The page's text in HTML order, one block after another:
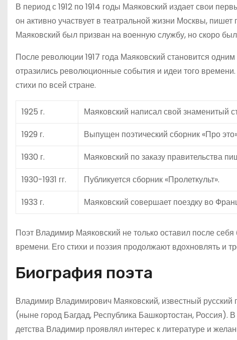
В период с 1912 по 1914 годы Маяковский издает свои
он активно участвует в театральной жизни Москвы,
Маяковский был призван на военную службу, но скоро
После революции 1917 года Маяковский становится
отразились революционные события и идеи того
стихи по всей стране.
1925 г.
Маяковский написал свой знаменитый
1929 г.
Выпущен поэтический сборник «Про
1930 г.
Маяковский по заказу правительства
1930-1931 гг.
Публикуется сборник «Пролеткульт».
1933 г.
Маяковский совершает поездку во
Поэт Владимир Маяковский не только оставил после
времени. Его стихи и поэзия продолжают вдохновлять и
Биография поэта
Владимир Владимирович Маяковский, известный русский
(ныне город Багдад, Республика Башкортостан, Россия).
детства Владимир проявлял интерес к литературе и